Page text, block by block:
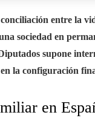
entre la
sociedad en
supone
la configuración
en